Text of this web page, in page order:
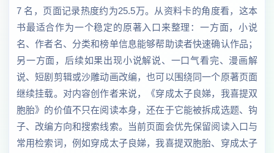
7 名，页面记录热度约为25.5万。从资料卡的角度看，这本
书最适合作为一个稳定的原著入口来整理：一方面，小说
名、作者名、分类和榜单信息能够帮助读者快速确认作品；
另一方面，后续如果出现小说解说、一口气看完、漫画解
说、短剧剪辑或沙雕动画改编，也可以围绕同一个原著页面
继续挂载。对内容创作者来说，《穿成太子良娣，我喜提双
胞胎》的价值不只在阅读本身，还在于它能被拆成选题、钩
子、改编方向和搜索线索。当前页面会优先保留阅读入口与
常用检索词，例如穿成太子良娣，我喜提双胞胎、穿成太子